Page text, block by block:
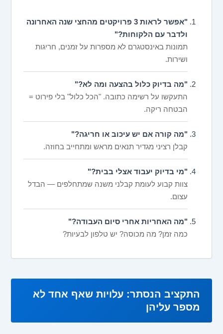
"אפשר לראות 3 פרויקטים מהחצי שנה האחרונה
ולדבר עם הלקוחות?"
תמונות באינסטגרם לא מספרות על זמנים, חריגות
ושירות.
"מה בדיוק כלול בהצעה ומה לא?"
התעקשו על רשימה כתובה. "הכל כלול" בלי פירוט =
הבטחה ריקה.
"מה קורה אם יש עיכוב או חריגה?"
קבלן רציני מגדיר תנאים מראש ומתחייב בחוזה.
"מי בדיוק יעבוד אצלי בבית?"
צוות קבוע לעומת קבלני משנה שמתחלפים — הבדל
עצום.
"מה האחריות אחרי סיום העבודה?"
כמה זמן? מה מכוסה? יש טלפון לבעיות?
התקציב הנסתר: עלויות שאף אחד לא
מספר עליהן